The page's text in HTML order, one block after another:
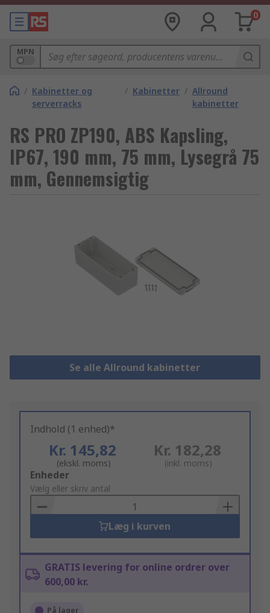
0
MPN
/ Kabinetter og
serverracks
/ Kabinetter / Allround
kabinetter
RS PRO ZP190, ABS Kapsling,
IP67, 190 mm, 75 mm, Lysegrå 75
mm, Gennemsigtig
Se alle Allround kabinetter
Indhold (1 enhed)*
Kr. 145,82
(ekskl. moms)
Kr. 182,28
(inkl. moms)
Add
to
Basket
Enheder
Vælg eller skriv antal
Læg i kurven
GRATIS levering for online ordrer over
600,00 kr.
På lager